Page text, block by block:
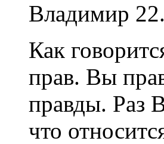
Владимир
Как
прав. Вы
правды. Раз
что